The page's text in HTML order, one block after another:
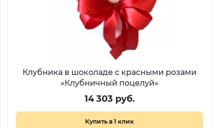
Клубника в шоколаде с красными розами
«Клубничный поцелуй»
14 303 руб.
Купить в 1 клик